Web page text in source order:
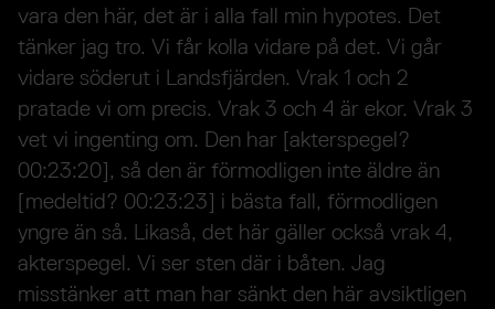
vara den här, det är i alla fall min hypotes. Det
tänker jag tro. Vi får kolla vidare på det. Vi går
vidare söderut i Landsfjärden. Vrak 1 och 2
pratade vi om precis. Vrak 3 och 4 är ekor. Vrak 3
vet vi ingenting om. Den har [akterspegel?
00:23:20], så den är förmodligen inte äldre än
[medeltid? 00:23:23] i bästa fall, förmodligen
yngre än så. Likaså, det här gäller också vrak 4,
akterspegel. Vi ser sten där i båten. Jag
misstänker att man har sänkt den här avsiktligen